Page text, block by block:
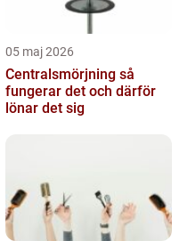
05 maj 2026
Centralsmörjning så
fungerar det och därför
lönar det sig